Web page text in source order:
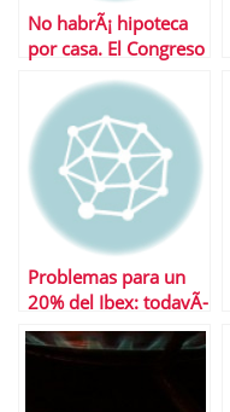
No habrÃ¡ hipoteca
por casa. El Congreso
Problemas para un
20% del Ibex: todavÃ­
a valen menos que
en 2009